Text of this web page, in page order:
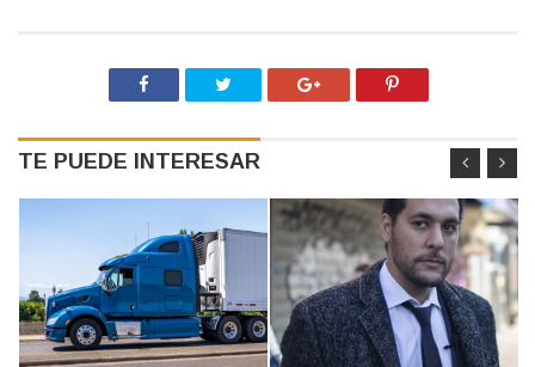
TE PUEDE INTERESAR